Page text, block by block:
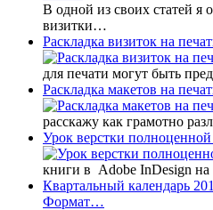
В одной из своих статей я
визитки…
Раскладка визиток на
для печати могут быть
Раскладка макетов на
расскажу как грамотно
Урок верстки
книги в Adobe InDesign
Квартальный календарь
Формат…